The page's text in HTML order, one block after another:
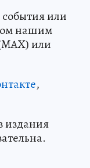
или
нашим
или
,
издания